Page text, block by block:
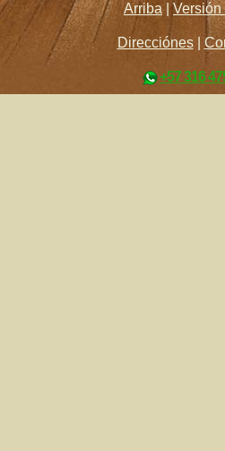
Arriba |Versión
Direcciónes|
+57 316